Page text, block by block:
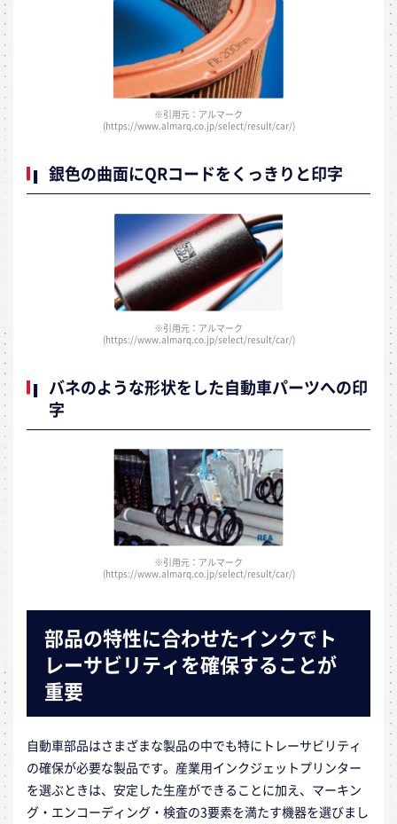
※引用元：アルマーク
(https://www.almarq.co.jp/select/result/car/)
銀色の曲面にQRコードをくっきりと印字
※引用元：アルマーク
(https://www.almarq.co.jp/select/result/car/)
バネのような形状をした自動車パーツへの印
字
※引用元：アルマーク
(https://www.almarq.co.jp/select/result/car/)
部品の特性に合わせたインクでト
レーサビリティを確保することが
重要
自動車部品はさまざまな製品の中でも特にトレーサビリティ
の確保が必要な製品です。産業用インクジェットプリンター
を選ぶときは、安定した生産ができることに加え、マーキン
グ・エンコーディング・検査の3要素を満たす機器を選びまし